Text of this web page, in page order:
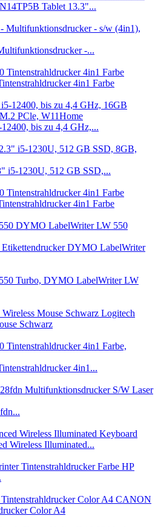
Tablet 13.3"...
-...
4in1 Farbe
bis zu 4,4 GHz,...
i5-1230U, 512 GB SSD,...
4in1 Farbe
DYMO LabelWriter LW 550
DYMO LabelWriter
DYMO LabelWriter LW
Logitech
Schwarz
4in1...
Wireless Illuminated...
HP
CANON
Color A4